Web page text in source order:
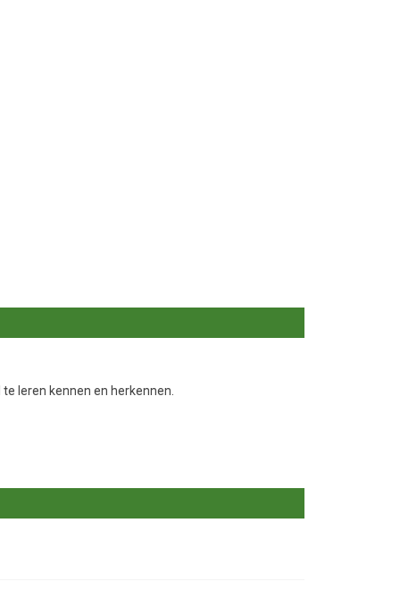
leren kennen en herkennen.